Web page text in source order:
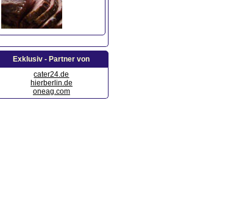
Exklusiv - Partner von
cater24.de
hierberlin.de
oneag.com